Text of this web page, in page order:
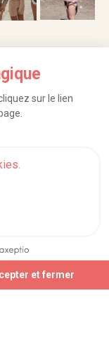
sur le lien
et fermer
des données